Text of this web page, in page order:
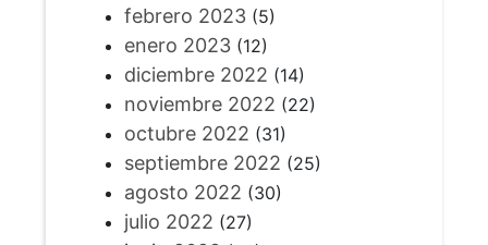
febrero 2023(5)
enero 2023(12)
diciembre 2022 (14)
noviembre 2022 (22)
octubre 2022 (31)
septiembre 2022 (25)
agosto 2022 (30)
julio 2022 (27)